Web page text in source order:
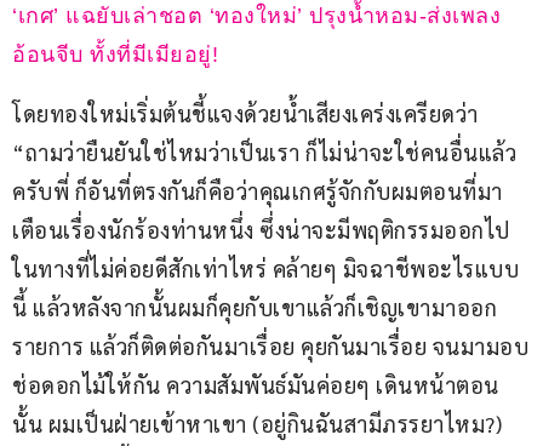
‘เกศ’ แฉยับเล่าชอต ‘ทองใหม่’ ปรุงน้ำหอม-ส่งเพลง
อ้อนจีบ ทั้งที่มีเมียอยู่!
โดยทองใหม่เริ่มต้นชี้แจงด้วยน้ำเสียงเคร่งเครียดว่า
“ถามว่ายืนยันใช่ไหมว่าเป็นเรา ก็ไม่น่าจะใช่คนอื่นแล้ว
ครับพี่ ก็อันที่ตรงกันก็คือว่าคุณเกศรู้จักกับผมตอนที่มา
เตือนเรื่องนักร้องท่านหนึ่ง ซึ่งน่าจะมีพฤติกรรมออกไป
ในทางที่ไม่ค่อยดีสักเท่าไหร่ คล้ายๆ มิจฉาชีพอะไรแบบ
นี้ แล้วหลังจากนั้นผมก็คุยกับเขาแล้วก็เชิญเขามาออก
รายการ แล้วก็ติดต่อกันมาเรื่อย คุยกันมาเรื่อย จนมามอบ
ช่อดอกไม้ให้กัน ความสัมพันธ์มันค่อยๆ เดินหน้าตอน
นั้น ผมเป็นฝ่ายเข้าหาเขา (อยู่กินฉันสามีภรรยาไหม?)